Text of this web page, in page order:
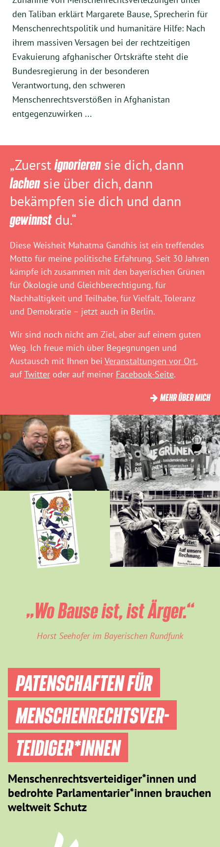
den Taliban erklärt Margarete Bause, Sprecherin für
Menschenrechtspolitik und humanitäre Hilfe: Nach
ihrem massiven Versagen bei der rechtzeitigen
Evakuierung afghanischer Ortskräfte steht die
Bundesregierung in der besonderen
Verantwortung, den schweren
Menschenrechtsverstößen in Afghanistan
entgegenzuwirken ...
„Zuerstignorierensie dich, dann
lachensie über dich, dann
bekämpfen sie dich und dann
gewinnstdu.“
Diese Weisheit Mahatma Gandhis ist ein treffendes
Motto für meine politische Erfahrung. Seit 30 Jahren
kämpfe ich zusammen mit den bayerischen Grünen
für Ökologie und Gleichberechtigung, für
Nachhaltigkeit und Teilhabe, für Vielfalt, Toleranz
und Demokratie – jetzt auch in Berlin.
Wir sind noch nicht am Ziel, aber auf einem guten
Weg. Ich freue mich über Begegnungen und
Austausch mit Ihnen bei Veranstaltungen vor Ort,
aufTwitter oder auf meiner Facebook-Seite.
MEHR ÜBER MICH
„Wo Bause ist, ist Ärger.“
Horst Seehofer im Bayerischen Rundfunk
PATENSCHAFTEN FÜR
MENSCHEN­RECHTS­VER­
TEIDIGER­*INNEN
Menschenrechtsverteidiger*innen und
bedrohte Parlamentarier*innen brauchen
weltweit Schutz